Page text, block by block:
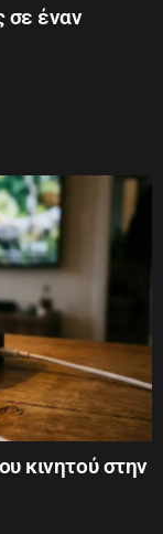
σε έναν
κινητού στην